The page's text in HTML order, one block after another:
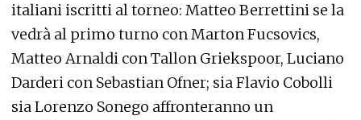
italiani iscritti al torneo: Matteo Berrettini se la
vedrà al primo turno con Marton Fucsovics,
Matteo Arnaldi con Tallon Griekspoor, Luciano
Darderi con Sebastian Ofner; sia Flavio Cobolli
sia Lorenzo Sonego affronteranno un